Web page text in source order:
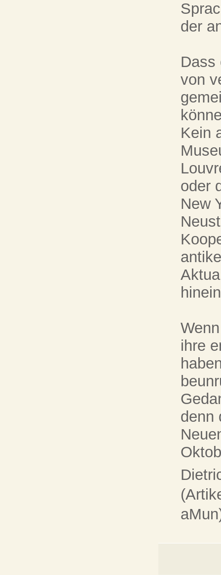
der
Dass
von
Kein
oder
New
ihre
denn